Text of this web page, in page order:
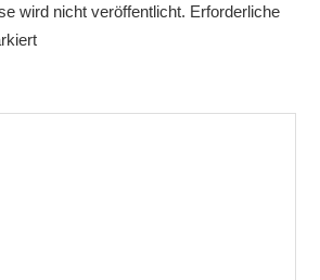
wird nicht veröffentlicht. Erforderliche